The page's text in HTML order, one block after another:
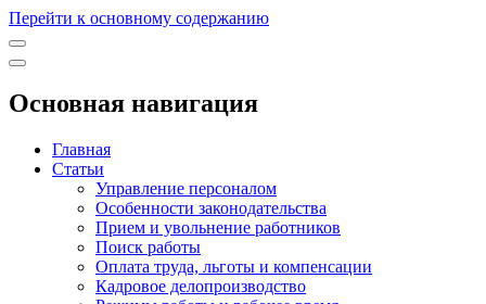
Перейти к основному содержанию
Основная навигация
Главная
Статьи
Управление персоналом
Особенности законодательства
Прием и увольнение работников
Поиск работы
Оплата труда, льготы и компенсации
Кадровое делопроизводство